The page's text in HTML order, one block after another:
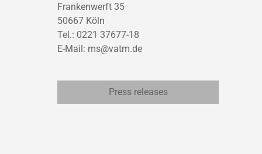
Frankenwerft 35
50667 Köln
Tel.: 0221 37677-18
E-Mail: ms@vatm.de
Press releases